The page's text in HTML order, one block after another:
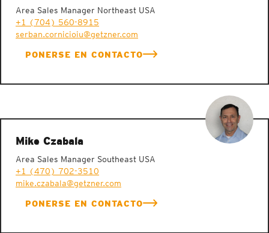
Area Sales Manager Northeast USA
+1 (704) 560-8915
serban.cornicioiu@getzner.com
PONERSE EN CONTACTO
Mike Czabala
Area Sales Manager Southeast USA
+1 (470) 702-3510
mike.czabala@getzner.com
PONERSE EN CONTACTO